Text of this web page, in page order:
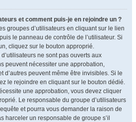
et comment puis-je en rejoindre un ?
groupes d’utilisateurs en cliquant sur le lien
le panneau de contrôle de l’utilisateur. Si
cliquez sur le bouton approprié.
ne sont pas ouverts aux
peuvent nécessiter une approbation,
d’autres peuvent même être invisibles. Si le
le rejoindre en cliquant sur le bouton dédié.
une approbation, vous devez cliquer
Le responsable du groupe d’utilisateurs
et pourra vous demander la raison de
harceler un responsable de groupe s’il